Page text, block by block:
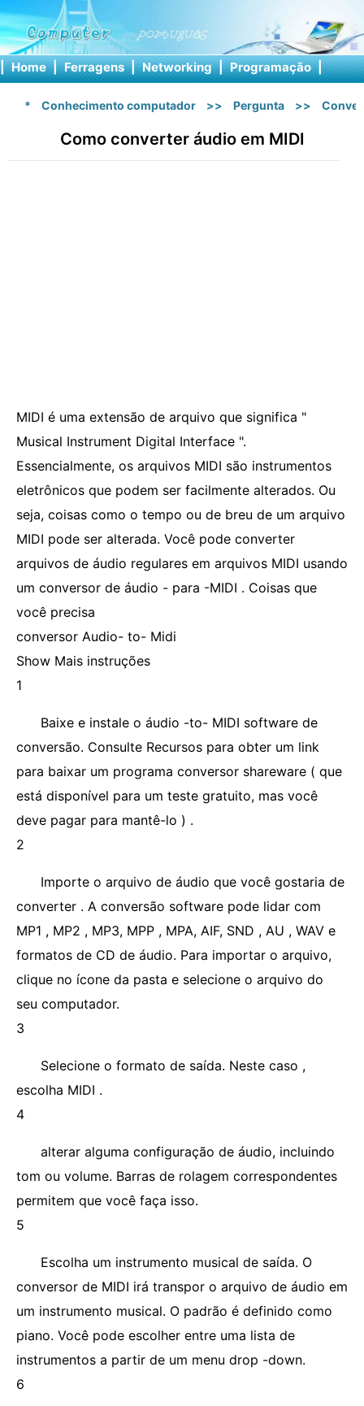
| Home | Ferragens | Networking | Programação |
* Conhecimento computador >> Pergunta >>
Como converter áudio em MIDI
MIDI é uma extensão de arquivo que significa "
Musical Instrument Digital Interface ".
Essencialmente, os arquivos MIDI são instrumentos
eletrônicos que podem ser facilmente alterados. Ou
seja, coisas como o tempo ou de breu de um arquivo
MIDI pode ser alterada. Você pode converter
arquivos de áudio regulares em arquivos MIDI usando
um conversor de áudio - para -MIDI . Coisas que
você precisa
conversor Audio- to- Midi
Show Mais instruções
1
Baixe e instale o áudio -to- MIDI software de
conversão. Consulte Recursos para obter um link
para baixar um programa conversor shareware ( que
está disponível para um teste gratuito, mas você
deve pagar para mantê-lo ) .
2
Importe o arquivo de áudio que você gostaria de
converter . A conversão software pode lidar com
MP1 , MP2 , MP3, MPP , MPA, AIF, SND , AU , WAV e
formatos de CD de áudio. Para importar o arquivo,
clique no ícone da pasta e selecione o arquivo do
seu computador.
3
Selecione o formato de saída. Neste caso ,
escolha MIDI .
4
alterar alguma configuração de áudio, incluindo
tom ou volume. Barras de rolagem correspondentes
permitem que você faça isso.
5
Escolha um instrumento musical de saída. O
conversor de MIDI irá transpor o arquivo de áudio em
um instrumento musical. O padrão é definido como
piano. Você pode escolher entre uma lista de
instrumentos a partir de um menu drop -down.
6